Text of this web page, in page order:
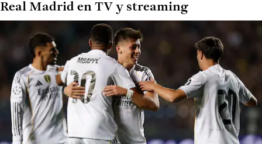
Real Madrid en TV y streaming